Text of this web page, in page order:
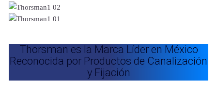
Thorsman es la Marca Líder en México
Reconocida por Productos de Canalización
y Fijación